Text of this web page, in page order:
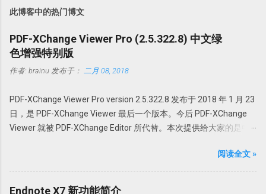
此博客中的热门博文
PDF-XChange Viewer Pro (2.5.322.8) 中文绿
色增强特别版
作者: brainu 发布于： 二月 08, 2018
PDF-XChange Viewer Pro version 2.5.322.8 发布于 2018 年 1 月 23
日，是 PDF-XChange Viewer 最后一个版本。今后 PDF-XChange
Viewer 就被 PDF-XChange Editor 所代替。本次提供给大家的是中
体积，最快最可靠的性能为用户创建世界最佳的 PDF 全能软件。它
采用领先的优化和压缩技术、高级内存管理支持对 PDF 进行查看、
创建、转换为 Office 文档、添加编辑或修改、提取 PDF 图像、文
阅读全文 »
Endnote X7 新功能简介